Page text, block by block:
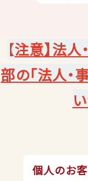
【注意】法人
部の「法人・
個人のお